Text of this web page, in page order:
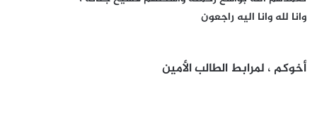
وانا لله وانا اليه راجعون
أخوكم ، لمرابط الطالب الأمين